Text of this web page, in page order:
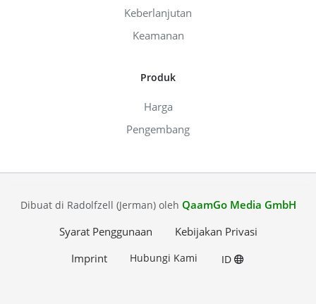
Keberlanjutan
Keamanan
Produk
Harga
Pengembang
Dibuat di Radolfzell (Jerman) oleh QaamGo Media GmbH
Syarat Penggunaan
Kebijakan Privasi
Imprint
Hubungi Kami ID